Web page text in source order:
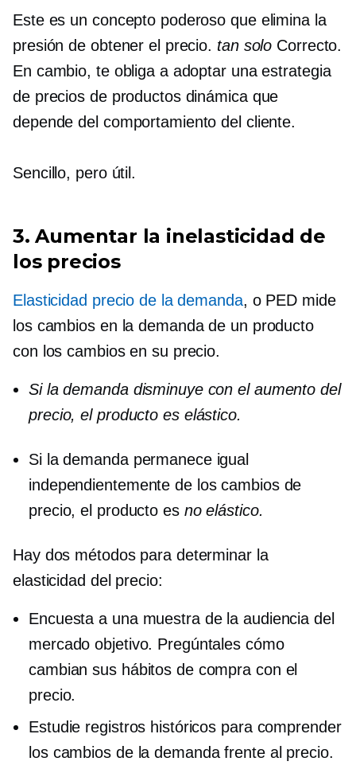
Este es un concepto poderoso que elimina la
presión de obtener el precio. tan solo Correcto.
En cambio, te obliga a adoptar una estrategia
de precios de productos dinámica que
depende del comportamiento del cliente.
Sencillo, pero útil.
3. Aumentar la inelasticidad de
los precios
Elasticidad precio de la demanda, o PED mide
los cambios en la demanda de un producto
con los cambios en su precio.
Si la demanda disminuye con el aumento del
precio, el producto es elástico.
Si la demanda permanece igual
independientemente de los cambios de
precio, el producto es no elástico.
Hay dos métodos para determinar la
elasticidad del precio:
Encuesta a una muestra de la audiencia del
mercado objetivo. Pregúntales cómo
cambian sus hábitos de compra con el
precio.
Estudie registros históricos para comprender
los cambios de la demanda frente al precio.